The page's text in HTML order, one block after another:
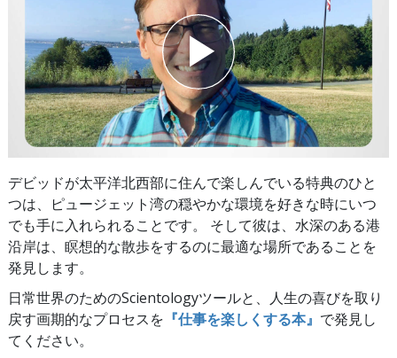
デビッドが太平洋北西部に住んで楽しんでいる特典のひと
つは、ピュージェット湾の穏やかな環境を好きな時にいつ
でも手に入れられることです。 そして彼は、水深のある港
沿岸は、瞑想的な散歩をするのに最適な場所であることを
発見します。
日常世界のためのScientologyツールと、人生の喜びを取り
戻す画期的なプロセスを 『仕事を楽しくする本』 で発見し
てください。